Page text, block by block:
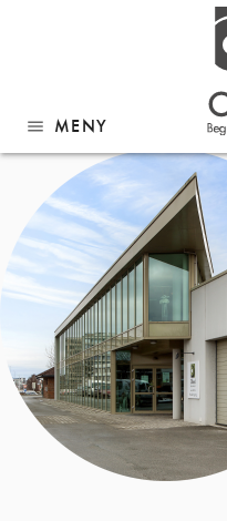
menu MENY
Sandnes